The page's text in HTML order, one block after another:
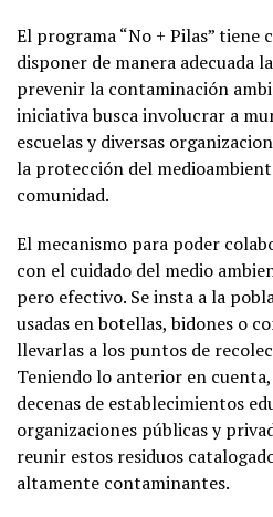
El programa “No + Pilas” tiene
disponer de manera adecuada
prevenir la contaminación
iniciativa busca involucrar a
escuelas y diversas
la protección del
comunidad.
El mecanismo para poder
con el cuidado del medio
pero efectivo. Se insta a la
usadas en botellas, bidones o
llevarlas a los puntos de
Teniendo lo anterior en
decenas de establecimientos
organizaciones públicas y
reunir estos residuos
altamente contaminantes.